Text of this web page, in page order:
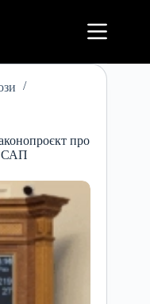
про
САП